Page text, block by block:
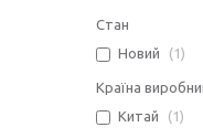
Стан
Новий
1
Країна
Китай
1